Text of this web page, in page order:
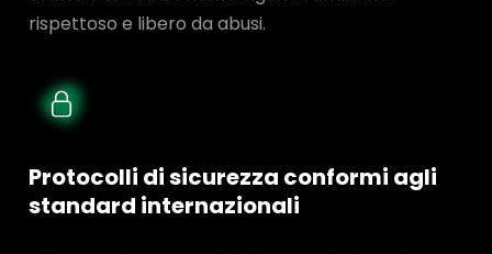
rispettoso e libero da abusi.
Protocolli di sicurezza conformi agli
standard internazionali